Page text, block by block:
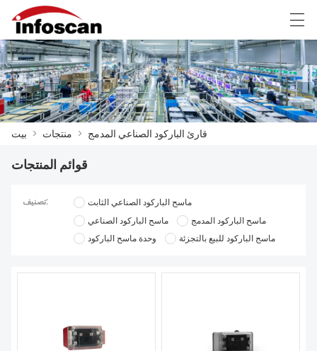
بيت
منتجات
أخبار
العربية 中文 Deutsch Ελληνική γλώσσα
بيت > منتجات > قارئ الباركود الصناعي المدمج
قوائم المنتجات
تصنيف:
ماسح الباركود الصناعي الثابت
ماسح الباركود الصناعي
ماسح الباركود المدمج
وحدة ماسح الباركود
ماسح الباركود للبيع بالتجزئة